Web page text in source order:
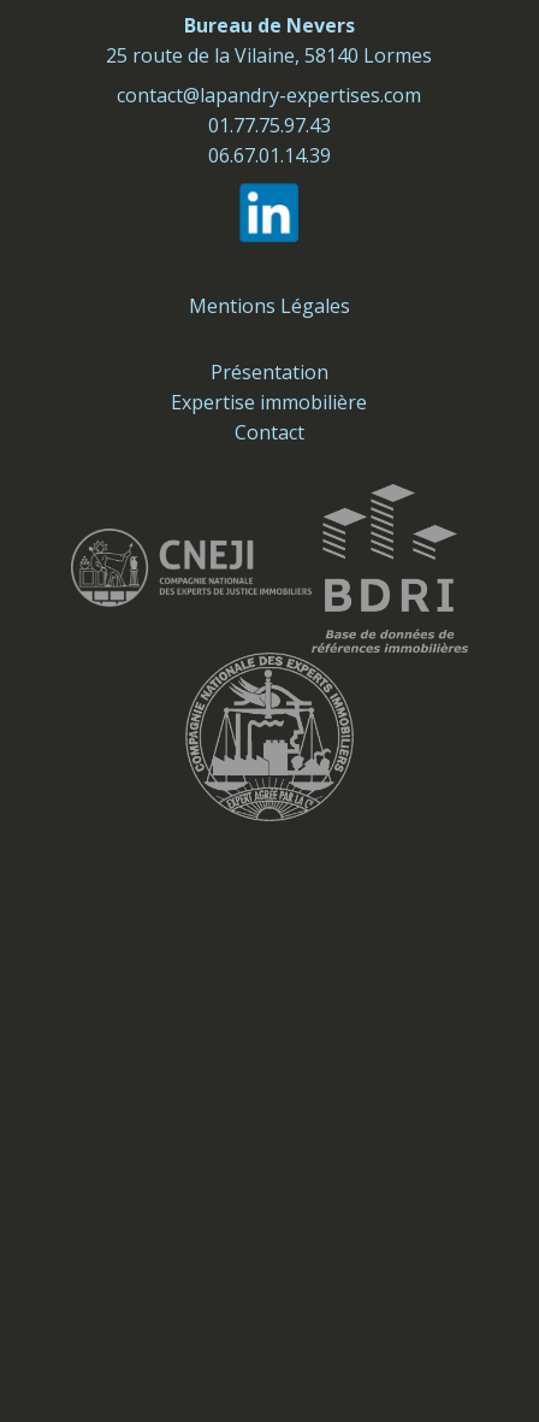
Bureau de Nevers
25 route de la Vilaine, 58140 Lormes
contact@lapandry-expertises.com
01.77.75.97.43
06.67.01.14.39
Mentions Légales
Présentation
Expertise immobilière
Contact